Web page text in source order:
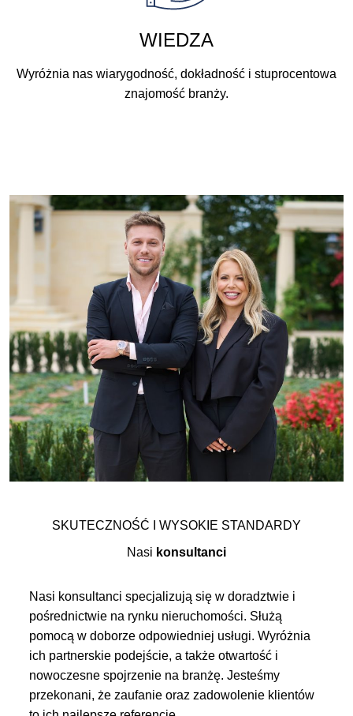
WIEDZA
Wyróżnia nas wiarygodność, dokładność i stuprocentowa
znajomość branży.
SKUTECZNOŚĆ I WYSOKIE STANDARDY
Nasi konsultanci
Nasi konsultanci specjalizują się w doradztwie i
pośrednictwie na rynku nieruchomości. Służą
pomocą w doborze odpowiedniej usługi. Wyróżnia
ich partnerskie podejście, a także otwartość i
nowoczesne spojrzenie na branżę. Jesteśmy
przekonani, że zaufanie oraz zadowolenie klientów